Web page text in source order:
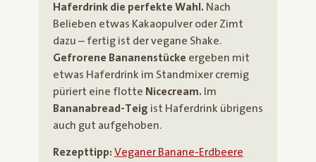
Haferdrink die perfekte Wahl. Nach
Belieben etwas Kakaopulver oder Zimt
dazu – fertig ist der vegane Shake.
Gefrorene Bananenstücke ergeben mit
etwas Haferdrink im Standmixer cremig
püriert eine flotte Nicecream. Im
Bananabread-Teig ist Haferdrink übrigens
auch gut aufgehoben.
Rezepttipp: Veganer Banane-Erdbeere